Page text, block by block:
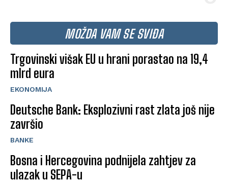
MOŽDA VAM SE SVIĐA
Trgovinski višak EU u hrani porastao na 19,4
mlrd eura
EKONOMIJA
Deutsche Bank: Eksplozivni rast zlata još nije
završio
BANKE
Bosna i Hercegovina podnijela zahtjev za
ulazak u SEPA-u